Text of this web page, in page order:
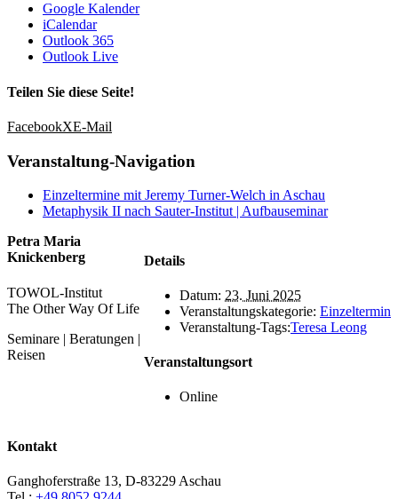
Google Kalender
iCalendar
Outlook 365
Outlook Live
Teilen Sie diese Seite!
FacebookXE-Mail
Veranstaltung-Navigation
Einzeltermine mit Jeremy Turner-Welch in Aschau
Metaphysik II nach Sauter-Institut | Aufbauseminar
Details
Datum: 23. Juni 2025
Veranstaltungskategorie: Einzeltermin
Veranstaltung-Tags:Teresa Leong
Veranstaltungsort
Online
Petra Maria
Knickenberg
TOWOL-Institut
The Other Way Of Life
Seminare | Beratungen |
Reisen
Kontakt
Ganghoferstraße 13, D-83229 Aschau